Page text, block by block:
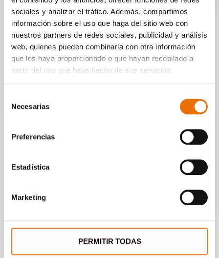
sociales y analizar el tráfico. Además, compartimos
información sobre el uso que haga del sitio web con
nuestros partners de redes sociales, publicidad y análisis
web, quienes pueden combinarla con otra información
que les haya proporcionado o que hayan recopilado a
partir del uso que haya hecho de sus servicios.
Necesarias
Preferencias
Estadística
Marketing
PERMITIR TODAS
Compositora y cantanteJulia de Castro
Compositor y contrabajistaMiguel Rodrigáñez
BateríaGonzalo Maestre
Pianista Jorge Vera
Documentos
publico
De La Purísima_dossier de prensa
VIDEO
De La Purísima_clip